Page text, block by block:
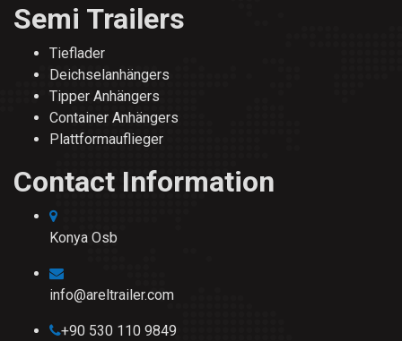
Semi Trailers
Tieflader
Deichselanhängers
Tipper Anhängers
Container Anhängers
Plattformauflieger
Contact Information
Konya Osb
info@areltrailer.com
+90 530 110 9849